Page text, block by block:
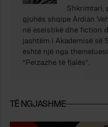
Shkrimtari,
gjuhës shqipe Ardian
në eseistikë dhe fiction
jashtëm i Akademisë së
është një nga
“Peizazhe të fjalës”.
TË NGJASHME